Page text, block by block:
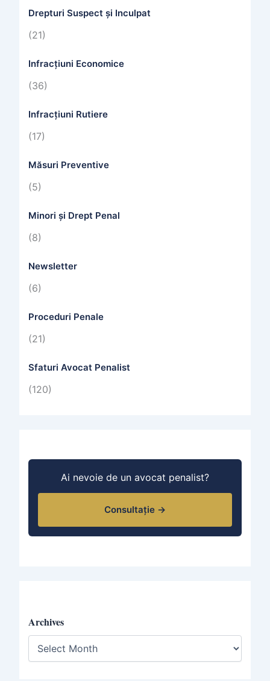
Drepturi Suspect și Inculpat
(21)
Infracțiuni Economice
(36)
Infracțiuni Rutiere
(17)
Măsuri Preventive
(5)
Minori și Drept Penal
(8)
Newsletter
(6)
Proceduri Penale
(21)
Sfaturi Avocat Penalist
(120)
Ai nevoie de un avocat penalist?
Consultație →
Archives
A
c